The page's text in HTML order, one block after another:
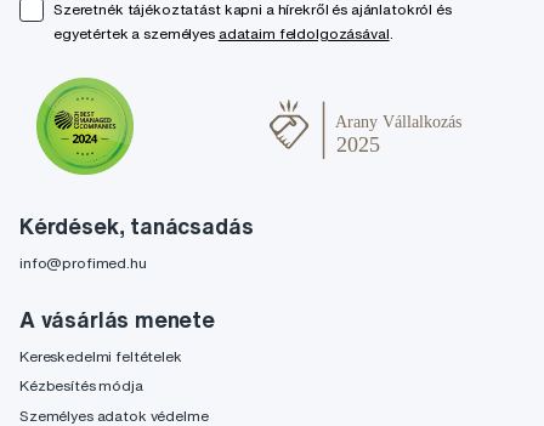
Kérdések, tanácsadás
info@profimed.hu
A vásárlás menete
Kereskedelmi feltételek
Kézbesítés módja
Személyes adatok védelme
Szeretnék tájékoztatást kapni a hírekről és ajánlatokról és
egyetértek a személyes adataim feldolgozásával